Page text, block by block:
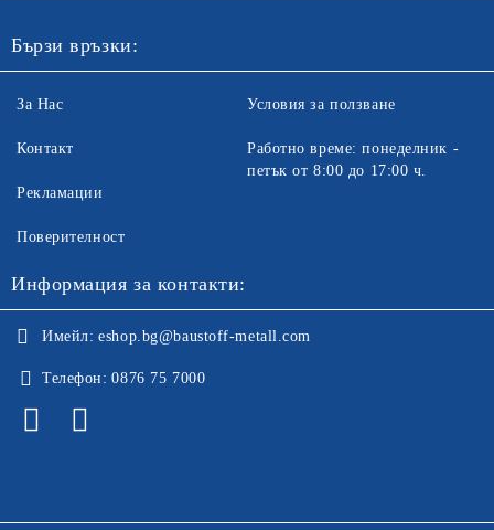
Бързи връзки:
За Нас
Контакт
Рекламации
Поверителност
Условия за ползване
Работно време: понеделник -
петък от 8:00 до 17:00 ч.
Информация за контакти:
Имейл: eshop.bg@baustoff-metall.com
Телефон: 0876 75 7000